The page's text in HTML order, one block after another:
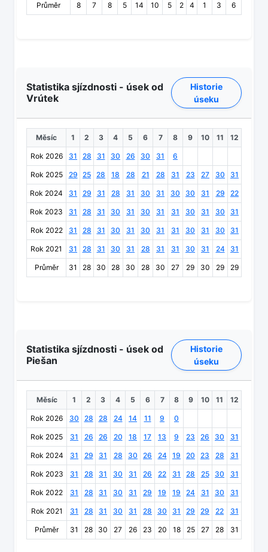
Průměr 8 7 8 5 14 10 5 2 4 1 3 6
Statistika sjízdnosti - úsek od
Vrútek
Historie
úseku
Měsíc 1 2 3 4 5 6 7 8 9 10 11 12
Rok 2026 31 28 31 30 26 30 31 6
Rok 2025 29 25 28 18 28 21 28 31 23 27 30 31
Rok 2024 31 29 31 28 31 30 31 30 30 31 29 22
Rok 2023 31 28 31 30 31 30 31 31 30 31 30 31
Rok 2022 31 28 31 30 31 30 31 31 30 31 30 31
Rok 2021 31 28 31 30 31 28 31 31 30 31 24 31
Průměr 31 28 30 28 30 28 30 27 29 30 29 29
Statistika sjízdnosti - úsek od
Piešan
Historie
úseku
Měsíc 1 2 3 4 5 6 7 8 9 10 11 12
Rok 2026 30 28 28 24 14 11 9 0
Rok 2025 31 26 26 20 18 17 13 9 23 26 30 31
Rok 2024 31 29 31 28 30 26 24 19 20 23 28 31
Rok 2023 31 28 31 30 31 26 22 31 28 25 30 31
Rok 2022 31 28 31 30 31 29 19 19 24 31 30 31
Rok 2021 31 28 31 30 31 28 30 31 29 29 22 31
Průměr 31 28 30 27 26 23 20 18 25 27 28 31